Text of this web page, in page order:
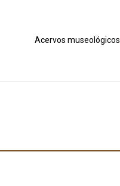
Acervos museológicos